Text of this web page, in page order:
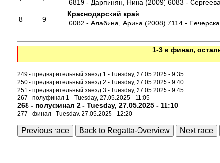
6819 - Дарпинян, Нина (2009) 6083 -
8 9
Краснодарский край
6082 - Алабина, Арина (2008) 7114 -
1-3 в финал,
249 - предварительный заезд 1 - Tuesday, 27.05.2025 - 9:35
250 - предварительный заезд 2 - Tuesday, 27.05.2025 - 9:40
251 - предварительный заезд 3 - Tuesday, 27.05.2025 - 9:45
267 - полуфинал 1 - Tuesday, 27.05.2025 - 11:05
268 - полуфинал 2 - Tuesday, 27.05.2025 - 11:10
277 - финал - Tuesday, 27.05.2025 - 12:20
Previous race Back to Regatta-Overview Next race